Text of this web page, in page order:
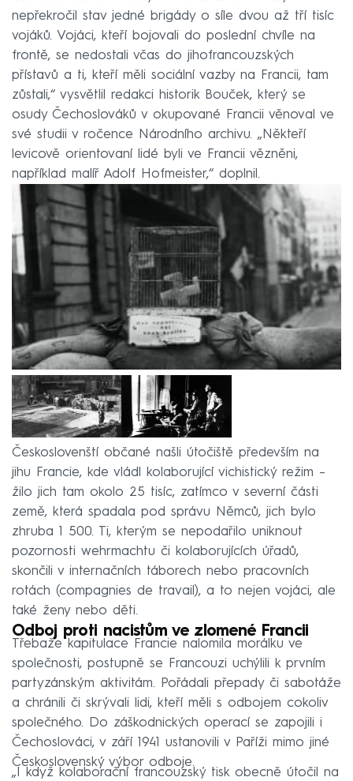
nepřekročil stav jedné brigády o síle dvou až tří tisíc
vojáků. Vojáci, kteří bojovali do poslední chvíle na
frontě, se nedostali včas do jihofrancouzských
přístavů a ti, kteří měli sociální vazby na Francii, tam
zůstali,“ vysvětlil redakci historik Bouček, který se
osudy Čechoslováků v okupované Francii věnoval ve
své studii v ročence Národního archivu. „Někteří
levicově orientovaní lidé byli ve Francii vězněni,
například malíř Adolf Hofmeister,“ doplnil.
Českoslovenští občané našli útočiště především na
jihu Francie, kde vládl kolaborující vichistický režim –
žilo jich tam okolo 25 tisíc, zatímco v severní části
země, která spadala pod správu Němců, jich bylo
zhruba 1 500. Ti, kterým se nepodařilo uniknout
pozornosti wehrmachtu či kolaborujících úřadů,
skončili v internačních táborech nebo pracovních
rotách (compagnies de travail), a to nejen vojáci, ale
také ženy nebo děti.
Odboj proti nacistům ve zlomené Francii
Třebaže kapitulace Francie nalomila morálku ve
společnosti, postupně se Francouzi uchýlili k prvním
partyzánským aktivitám. Pořádali přepady či sabotáže
a chránili či skrývali lidi, kteří měli s odbojem cokoliv
společného. Do záškodnických operací se zapojili i
Čechoslováci, v září 1941 ustanovili v Paříži mimo jiné
Československý výbor odboje.
„I když kolaborační francouzský tisk obecně útočil na